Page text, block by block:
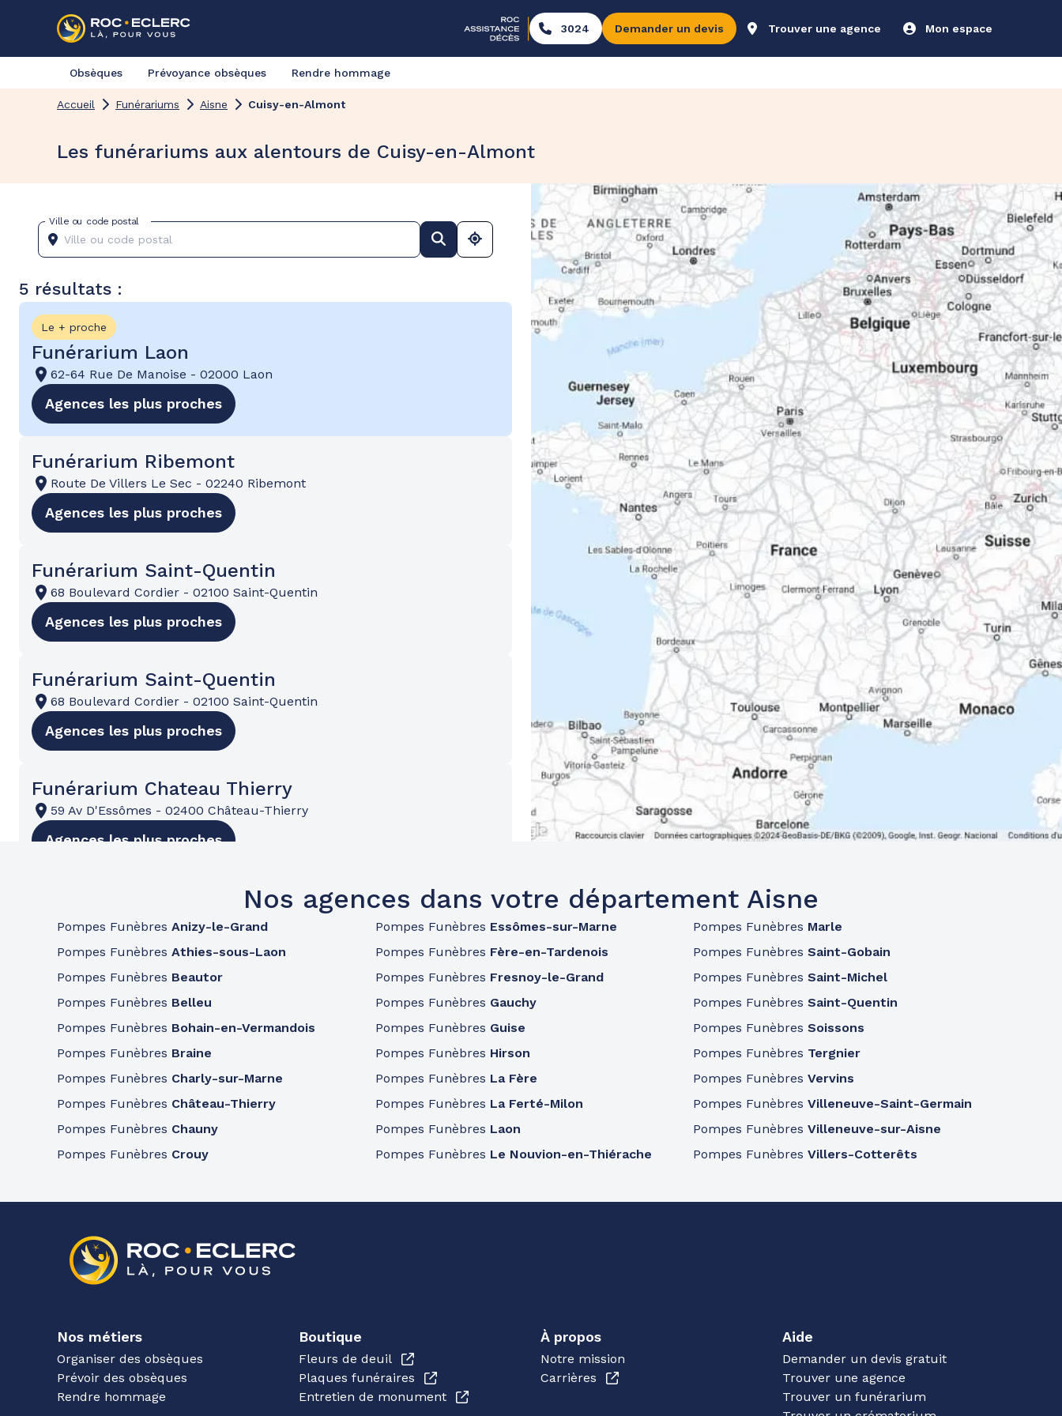
3024 Demander un devis Trouver une agence Mon espace
Obsèques Prévoyance obsèques Rendre hommage
Accueil Funérariums Aisne Cuisy-en-Almont
Les funérariums aux alentours de Cuisy-en-Almont
Ville ou code postal
5 résultats :
Le + proche
Funérarium Laon
62-64 Rue De Manoise - 02000 Laon
Agences les plus proches
Funérarium Ribemont
Route De Villers Le Sec - 02240 Ribemont
Agences les plus proches
Funérarium Saint-Quentin
68 Boulevard Cordier - 02100 Saint-Quentin
Agences les plus proches
Funérarium Saint-Quentin
68 Boulevard Cordier - 02100 Saint-Quentin
Agences les plus proches
Funérarium Chateau Thierry
59 Av D'Essômes - 02400 Château-Thierry
Agences les plus proches
Nos agences dans votre département Aisne
Pompes Funèbres Anizy-le-Grand
Pompes Funèbres Athies-sous-Laon
Pompes Funèbres Beautor
Pompes Funèbres Belleu
Pompes Funèbres Bohain-en-Vermandois
Pompes Funèbres Braine
Pompes Funèbres Charly-sur-Marne
Pompes Funèbres Château-Thierry
Pompes Funèbres Chauny
Pompes Funèbres Crouy
Pompes Funèbres Essômes-sur-Marne
Pompes Funèbres Fère-en-Tardenois
Pompes Funèbres Fresnoy-le-Grand
Pompes Funèbres Gauchy
Pompes Funèbres Guise
Pompes Funèbres Hirson
Pompes Funèbres La Fère
Pompes Funèbres La Ferté-Milon
Pompes Funèbres Laon
Pompes Funèbres Le Nouvion-en-Thiérache
Pompes Funèbres Marle
Pompes FunèbresSaint-Gobain
Pompes FunèbresSaint-Michel
Pompes FunèbresSaint-Quentin
Pompes FunèbresSoissons
Pompes Funèbres Tergnier
Pompes FunèbresVervins
Pompes FunèbresVilleneuve-Saint-Germain
Pompes FunèbresVilleneuve-sur-Aisne
Pompes FunèbresVillers-Cotterêts
Nos métiers
Organiser des obsèques
Prévoir des obsèques
Rendre hommage
Boutique
Fleurs de deuil
Plaques funéraires
Entretien de monument
À propos
Notre mission
Carrières
Aide
Demander un devis gratuit
Trouver une agence
Trouver un funérarium